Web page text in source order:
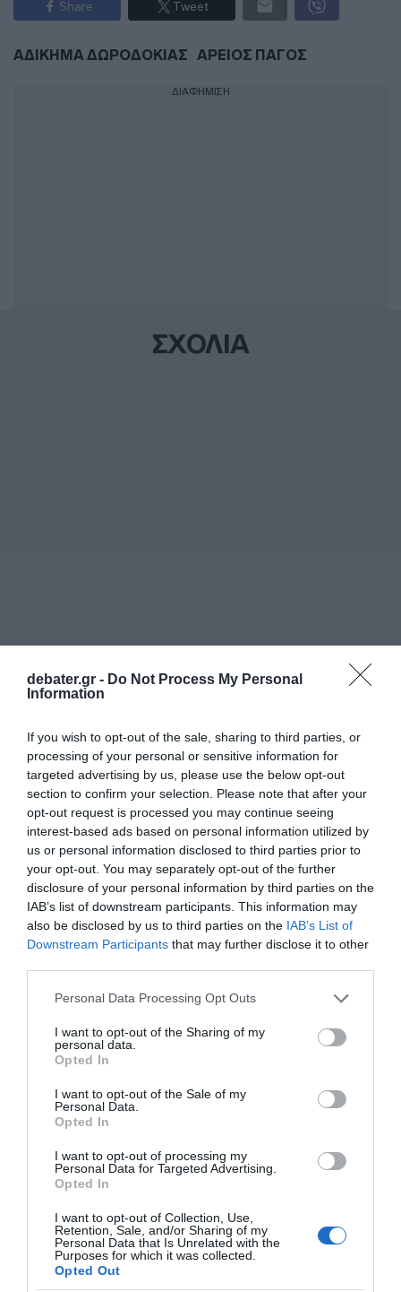
debater.gr - Do Not Process My Personal
Information
If you wish to opt-out of the sale, sharing to third parties, or
processing of your personal or sensitive information for
targeted advertising by us, please use the below opt-out
section to confirm your selection. Please note that after your
opt-out request is processed you may continue seeing
interest-based ads based on personal information utilized by
us or personal information disclosed to third parties prior to
your opt-out. You may separately opt-out of the further
disclosure of your personal information by third parties on the
IAB’s list of downstream participants. This information may
also be disclosed by us to third parties on the IAB’s List of
Downstream Participants that may further disclose it to other
Please note that this website/app uses one or more Google
not limited to your visit or usage behaviour. You may click to
grant or deny consent to Google and its third-party tags to
use your data for below specified purposes in below Google
consent section.
Personal Data Processing Opt Outs
I want to opt-out of the Sharing of my
personal data.
Opted In
I want to opt-out of the Sale of my
Personal Data.
Opted In
I want to opt-out of processing my
Personal Data for Targeted Advertising.
Opted In
I want to opt-out of Collection, Use,
Retention, Sale, and/or Sharing of my
Personal Data that Is Unrelated with the
Purposes for which it was collected.
Opted Out
Share Tweet
ΑΔΙΚΗΜΑ ΔΩΡΟΔΟΚΙΑΣ ΑΡΕΙΟΣ ΠΑΓΟΣ
ΔΙΑΦΗΜΙΣΗ
ΣΧΟΛΙΑ
ΕΛΛΑΔΑ
ΕΛΛΑΔΑ
Θεσσαλονίκη: Συνελήφθη 31χρονος